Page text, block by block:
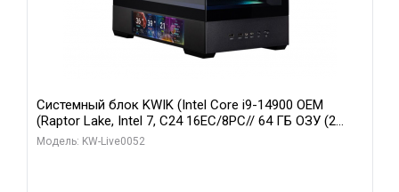
Системный блок KWIK (Intel Core i9-14900 OEM
(Raptor Lake, Intel 7, C24 16EC/8PC// 64 ГБ ОЗУ (2
модуля)/ Palit RTX5080 GAMINGPRO OC 16GB GDDR7
Модель: KW-Live0052